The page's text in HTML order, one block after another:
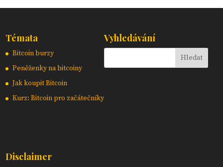
Témata
Bitcoin burzy
Peněženky na bitcoiny
Jak koupit Bitcoin
Kurz: Bitcoin pro začátečníky
Vyhledávání
Disclaimer